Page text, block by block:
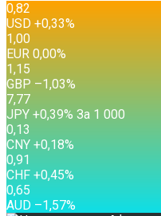
0,82
USD +0,33%
1,00
EUR 0,00%
1,15
GBP –1,03%
7,77
JPY +0,39% За 1 000
0,13
CNY +0,18%
0,91
CHF +0,45%
0,65
AUD –1,57%